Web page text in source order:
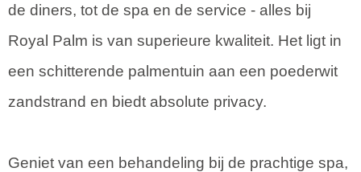
de diners, tot de spa en de service - alles bij
Royal Palm is van superieure kwaliteit. Het ligt in
een schitterende palmentuin aan een poederwit
zandstrand en biedt absolute privacy.
Geniet van een behandeling bij de prachtige spa,